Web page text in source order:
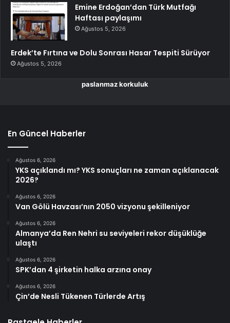
Emine Erdoğan’dan Türk Mutfağı
Haftası paylaşımı
Ağustos 5, 2026
Erdek’te Fırtına ve Dolu Sonrası Hasar Tespiti Sürüyor
Ağustos 5, 2026
paslanmaz korkuluk
En Güncel Haberler
Ağustos 6, 2026
YKS açıklandı mı? YKS sonuçları ne zaman açıklanacak
2026?
Ağustos 6, 2026
Van Gölü Havzası’nın 2050 vizyonu şekilleniyor
Ağustos 6, 2026
Almanya’da Ren Nehri su seviyeleri rekor düşüklüğe
ulaştı
Ağustos 6, 2026
SPK’dan 4 şirketin halka arzına onay
Ağustos 6, 2026
Çin’de Nesli Tükenen Türlerde Artış